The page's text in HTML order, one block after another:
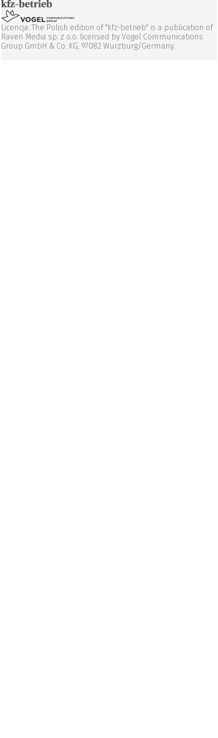
Licencja: The Polish edition of "kfz-betrieb" is a publication of
Raven Media sp. z o.o. licensed by Vogel Communications
Group GmbH & Co. KG, 97082 Wurzburg/Germany.